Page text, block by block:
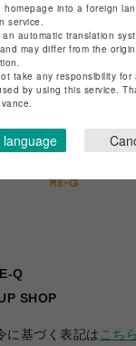
Q
SHOP
に基づく表記は こちら
homepage into a foreign
service.
automatic translation
may differ from the
take any responsibility for
by using this service.
language